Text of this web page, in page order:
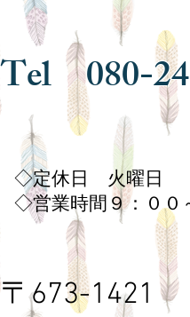
Tel 080-
◇定休日 火曜日
◇営業時間９：００
〒673-1421